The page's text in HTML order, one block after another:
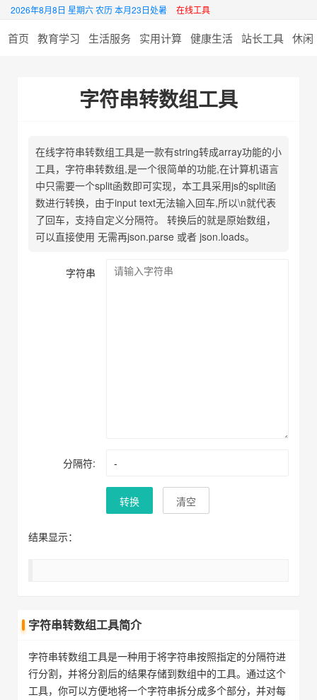
2026年8月8日 星期六 农历 本月23日处暑 在线工具
首页 教育学习 生活服务 实用计算 健康生活 站长工具 休闲
字符串转数组工具
在线字符串转数组工具是一款有string转成array功能的小
工具，字符串转数组,是一个很简单的功能,在计算机语言
中只需要一个split函数即可实现，本工具采用js的split函
数进行转换，由于input text无法输入回车,所以\n就代表
了回车，支持自定义分隔符。 转换后的就是原始数组，
可以直接使用 无需再json.parse 或者 json.loads。
字符串
分隔符:
转换 清空
结果显示：
字符串转数组工具简介
字符串转数组工具是一种用于将字符串按照指定的分隔符进
行分割，并将分割后的结果存储到数组中的工具。通过这个
工具，你可以方便地将一个字符串拆分成多个部分，并对每